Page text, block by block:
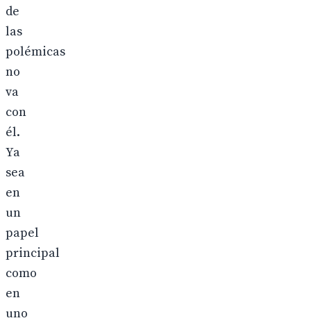
de
las
polémicas
no
va
con
él.
Ya
sea
en
un
papel
principal
como
en
uno